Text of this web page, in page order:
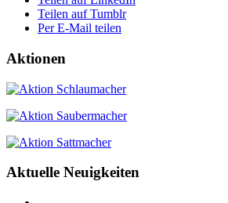
Teilen auf Tumblr
Per E-Mail teilen
Aktionen
Aktuelle Neuigkeiten